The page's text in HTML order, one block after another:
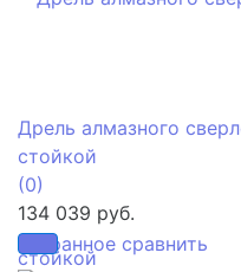
избранное сравнить
Дрель алмазного
стойкой
(0)
134 039 руб.